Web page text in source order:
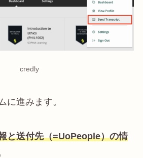
credly
に進みます。
と送付先（=UoPeople）の情